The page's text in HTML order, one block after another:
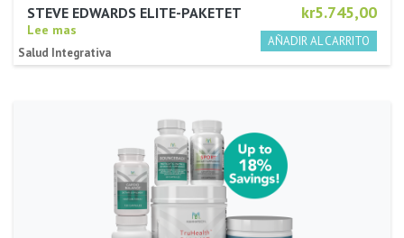
kr5.745,00
STEVE EDWARDS ELITE-PAKETET
Lee mas
Salud Integrativa